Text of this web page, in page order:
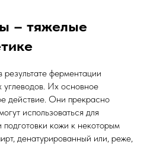
– тяжелые
ферментации
углеводов. Их основное
действие. Они прекрасно
использоваться для
кожи к некоторым
денатурированный или, реже,